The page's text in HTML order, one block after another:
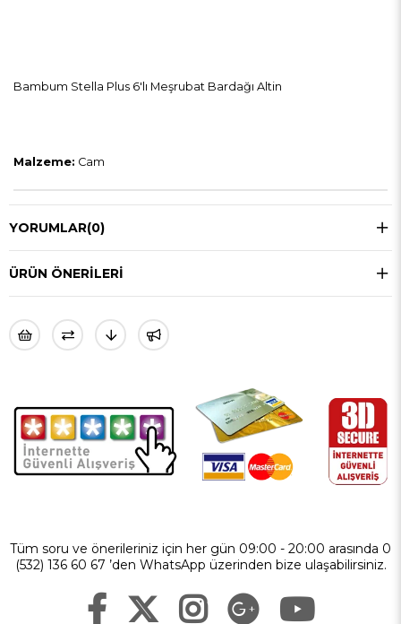
Bambum Stella Plus 6'lı Meşrubat Bardağı Altin
Malzeme: Cam
YORUMLAR(0)
ÜRÜN ÖNERILERI
Tüm soru ve önerileriniz için her gün 09:00 - 20:00 arasında 0
(532) 136 60 67 ’den WhatsApp üzerinden bize ulaşabilirsiniz.